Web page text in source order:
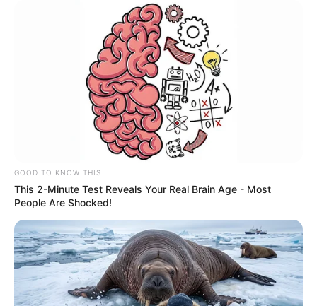
GOOD TO KNOW THIS
This 2-Minute Test Reveals Your Real Brain Age - Most
People Are Shocked!